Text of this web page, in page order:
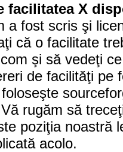
facilitatea X
a fost scris şi
că o facilitate
şi să vedeţi
de facilităţi pe
rugăm să
poziţia noastră
acolo.